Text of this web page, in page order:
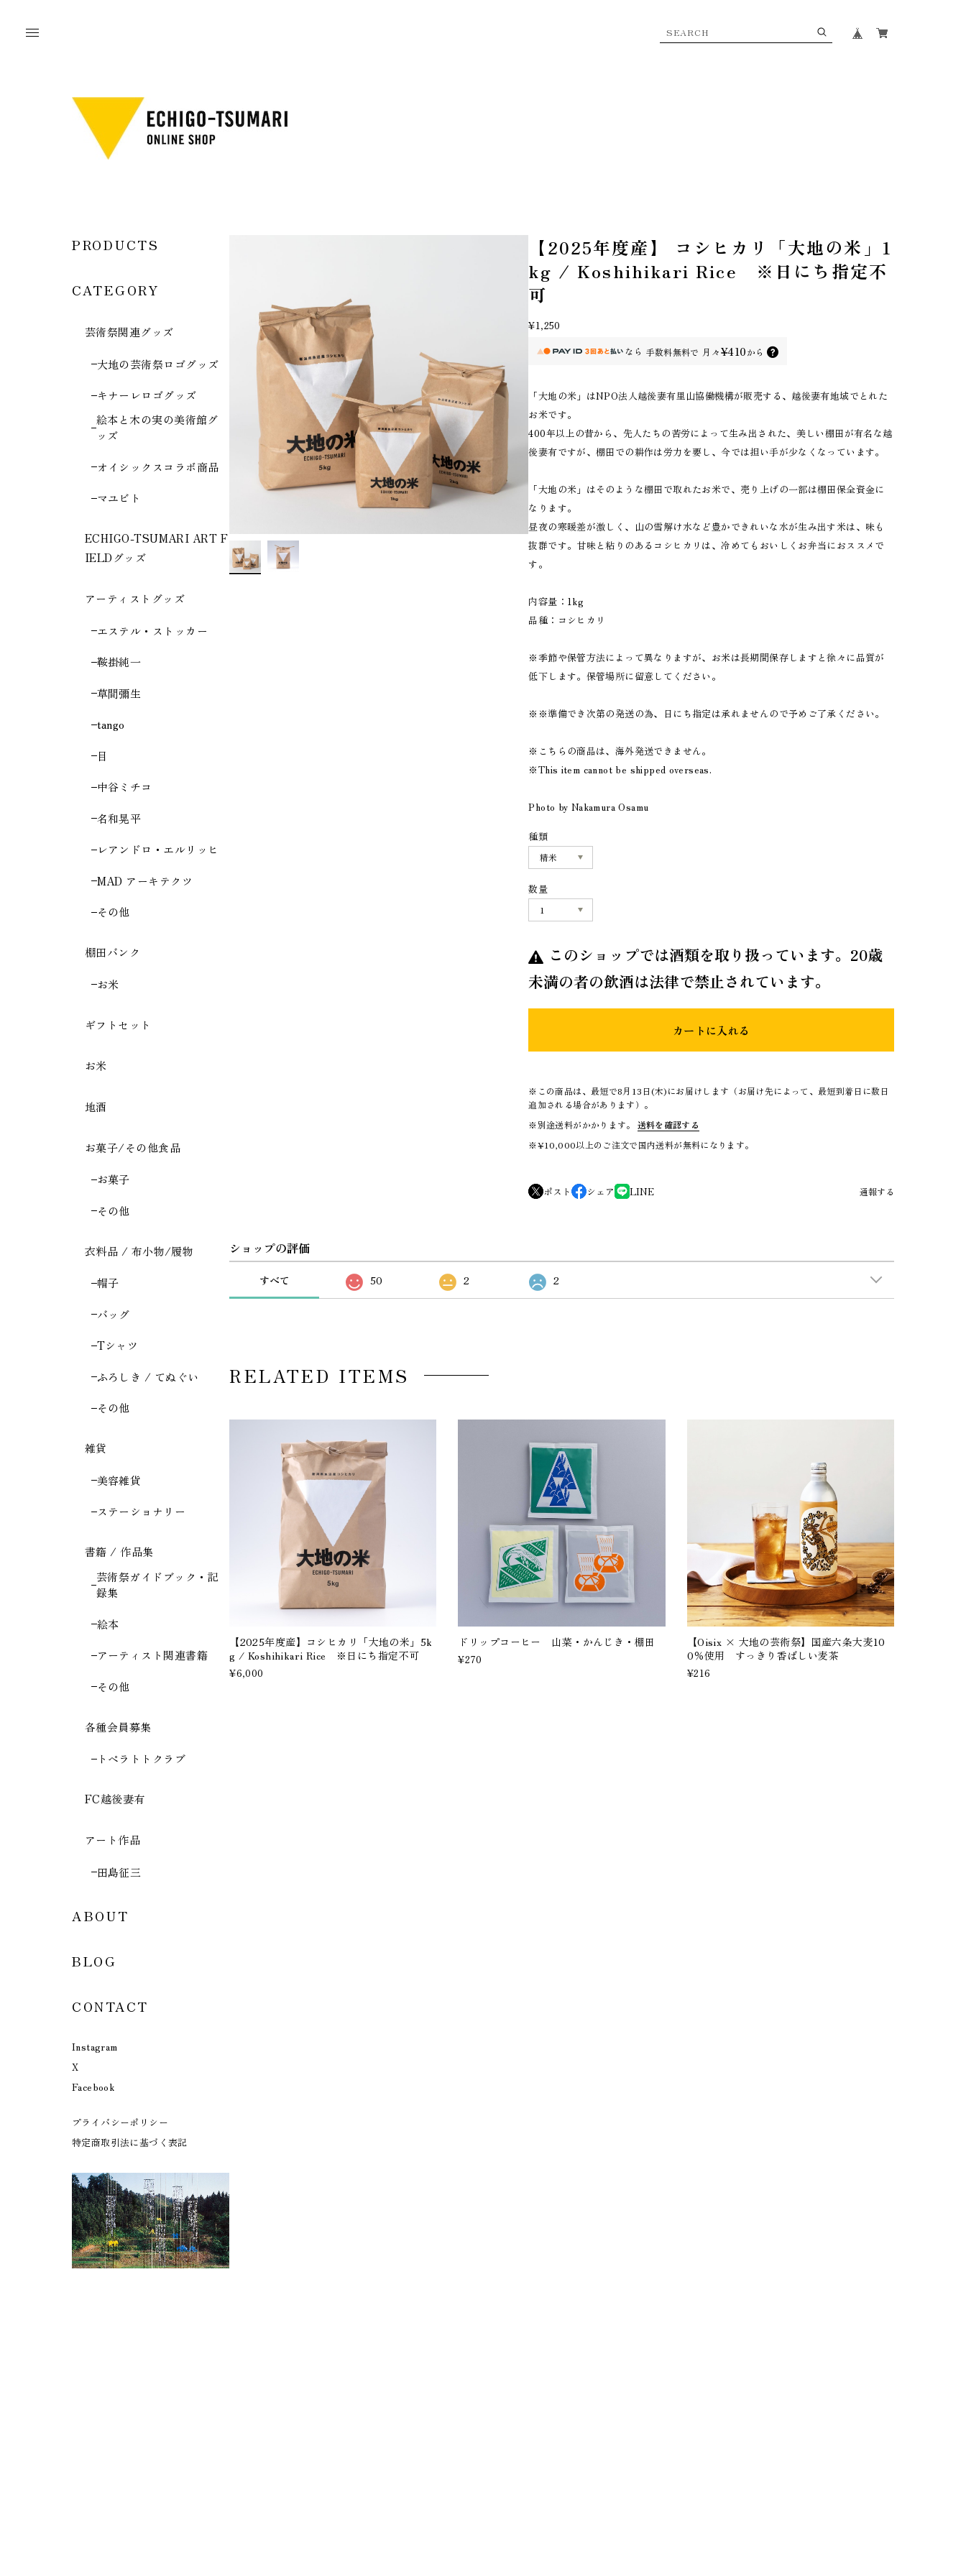
PRODUCTS
CATEGORY
芸術祭関連グッズ
大地の芸術祭ロゴグッズ
キナーレロゴグッズ
絵本と木の実の美術館グ
ッズ
オイシックスコラボ商品
マユビト
ECHIGO-TSUMARI ART F
IELDグッズ
アーティストグッズ
エステル・ストッカー
鞍掛純一
草間彌生
tango
目
中谷ミチコ
名和晃平
レアンドロ・エルリッヒ
MAD アーキテクツ
その他
棚田バンク
お米
ギフトセット
お米
地酒
お菓子/その他食品
お菓子
その他
衣料品 / 布小物/履物
帽子
バッグ
Tシャツ
ふろしき / てぬぐい
その他
雑貨
美容雑貨
ステーショナリー
書籍 / 作品集
芸術祭ガイドブック・記
録集
絵本
アーティスト関連書籍
その他
各種会員募集
トペラトトクラブ
FC越後妻有
アート作品
田島征三
ABOUT
BLOG
CONTACT
Instagram
X
Facebook
プライバシーポリシー
特定商取引法に基づく表記
【2025年度産】 コシヒカリ「大地の米」1
kg / Koshihikari Rice ※日にち指定不
可
¥1,250
なら 手数料無料で 月々¥410から
「大地の米」はNPO法人越後妻有里山協働機構が販売する、越後妻有地域でとれた
お米です。
400年以上の昔から、先人たちの苦労によって生み出された、美しい棚田が有名な越
後妻有ですが、棚田での耕作は労力を要し、今では担い手が少なくなっています。
「大地の米」はそのような棚田で取れたお米で、売り上げの一部は棚田保全資金に
なります。
昼夜の寒暖差が激しく、山の雪解け水など豊かできれいな水が生み出す米は、味も
抜群です。甘味と粘りのあるコシヒカリは、冷めてもおいしくお弁当におススメで
す。
内容量：1kg
品種：コシヒカリ
※季節や保管方法によって異なりますが、お米は長期間保存しますと徐々に品質が
低下します。保管場所に留意してください。
※※準備でき次第の発送の為、日にち指定は承れませんので予めご了承ください。
※こちらの商品は、海外発送できません。
※This item cannot be shipped overseas.
Photo by Nakamura Osamu
種類
数量
このショップでは酒類を取り扱っています。20歳
未満の者の飲酒は法律で禁止されています。
カートに入れる
※この商品は、最短で8月13日(木)にお届けします（お届け先によって、最短到着日に数日
追加される場合があります）。
※別途送料がかかります。
送料を確認する
※¥10,000以上のご注文で国内送料が無料になります。
ポスト シェア LINE 通報する
ショップの評価
すべて 50 2 2
RELATED ITEMS
【2025年度産】コシヒカリ「大地の米」5k
g / Koshihikari Rice ※日にち指定不可
¥6,000
ドリップコーヒー 山菜・かんじき・棚田
¥270
【Oisix × 大地の芸術祭】国産六条大麦10
0％使用 すっきり香ばしい麦茶
¥216